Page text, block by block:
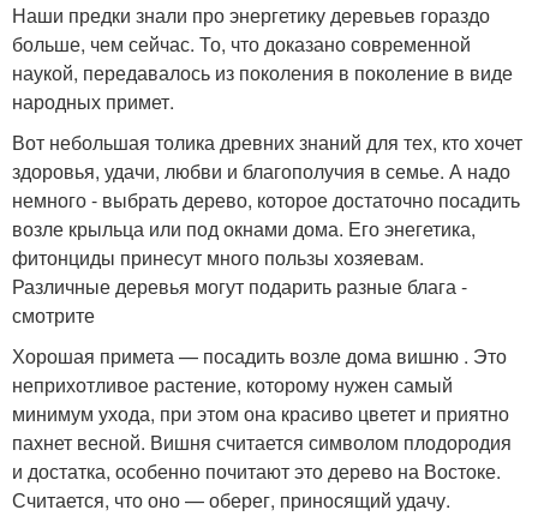
Наши предки знали про энергетику деревьев гораздо
больше, чем сейчас. То, что доказано современной
наукой, передавалось из поколения в поколение в виде
народных примет.
Вот небольшая толика древних знаний для тех, кто хочет
здоровья, удачи, любви и благополучия в семье. А надо
немного - выбрать дерево, которое достаточно посадить
возле крыльца или под окнами дома. Его энегетика,
фитонциды принесут много пользы хозяевам.
Различные деревья могут подарить разные блага -
смотрите
Хорошая примета — посадить возле дома вишню . Это
неприхотливое растение, которому нужен самый
минимум ухода, при этом она красиво цветет и приятно
пахнет весной. Вишня считается символом плодородия
и достатка, особенно почитают это дерево на Востоке.
Считается, что оно — оберег, приносящий удачу.